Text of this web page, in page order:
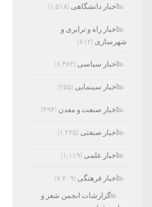
اخبار دانشگاهی (۱,۵۱۸)
اخبار راه و ترابری و
شهرسازی (۸۱۲)
اخبار سیاسی (۶,۳۸۳)
اخبار سینمایی (۲۵۵)
اخبار صنعت و معدن (۴۹۴)
اخبار صنعتی (۱,۲۲۵)
اخبار علمی (۱,۱۱۹)
اخبار فرهنگی (۷,۷۰۹)
گزارشات انجمن شعر و